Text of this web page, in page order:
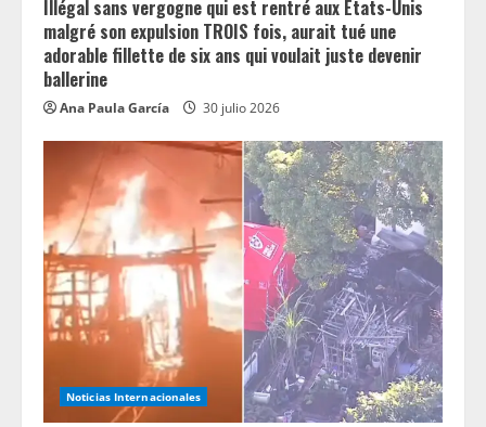
Illégal sans vergogne qui est rentré aux États-Unis
malgré son expulsion TROIS fois, aurait tué une
adorable fillette de six ans qui voulait juste devenir
ballerine
Ana Paula García 30 julio 2026
Noticias Internacionales